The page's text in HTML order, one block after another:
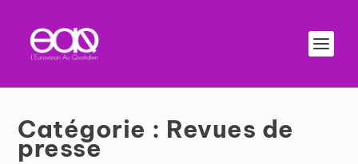
Catégorie : Revues de
presse